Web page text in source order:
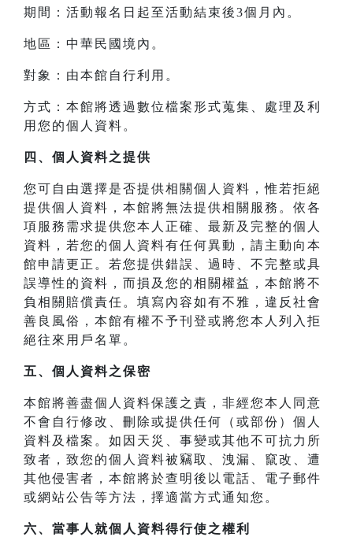
期間：活動報名日起至活動結束後3個月內。
地區：中華民國境內。
對象：由本館自行利用。
方式：本館將透過數位檔案形式蒐集、處理及利
用您的個人資料。
四、 個人資料之提供
您可自由選擇是否提供相關個人資料，惟若拒絕
提供個人資料，本館將無法提供相關服務。依各
項服務需求提供您本人正確、最新及完整的個人
資料，若您的個人資料有任何異動，請主動向本
館申請更正。若您提供錯誤、過時、不完整或具
誤導性的資料，而損及您的相關權益，本館將不
負相關賠償責任。填寫內容如有不雅，違反社會
善良風俗，本館有權不予刊登或將您本人列入拒
絕往來用戶名單。
五、個人資料之保密
本館將善盡個人資料保護之責，非經您本人同意
不會自行修改、刪除或提供任何（或部份）個人
資料及檔案。如因天災、事變或其他不可抗力所
致者，致您的個人資料被竊取、洩漏、竄改、遭
其他侵害者，本館將於查明後以電話、電子郵件
或網站公告等方法，擇適當方式通知您。
六、當事人就個人資料得行使之權利